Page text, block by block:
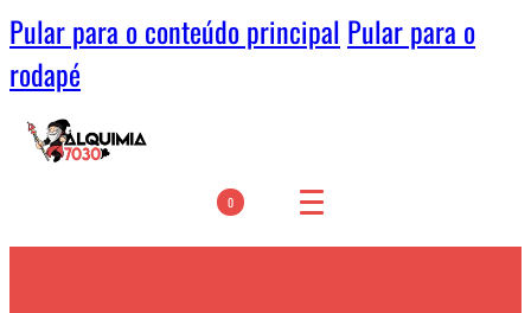
Pular para o conteúdo principal Pular para o
rodapé
0